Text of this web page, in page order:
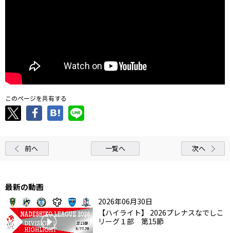
このページを共有する
前へ 一覧へ 次へ
最新の動画
2026年06月30日
【ハイライト】 2026プレナスなでしこ
リーグ１部 第15節